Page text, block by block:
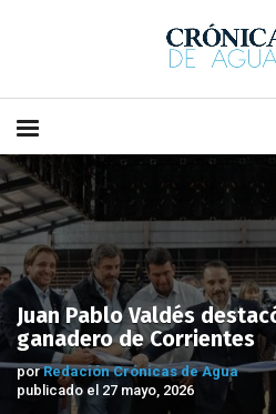
Juan Pablo Valdés
ganadero de Corrientes
porRedación Crónicas de Agua
publicado el 27 mayo, 2026